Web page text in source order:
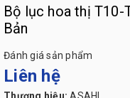
Bộ lục hoa thị T10-
Bản
Đánh giá sản phẩm
Liên hệ